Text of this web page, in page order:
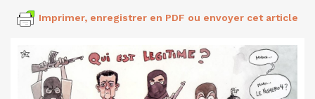
Imprimer, enregistrer en PDF ou envoyer cet article